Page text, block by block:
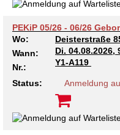
Familienzentrum
Kindertagesstätte
Krippe
“Mäuseburg” /
PEKiP 05/26 - 06/26
Wo:
Deisterstraße
Wann:
Di. 04.08.2026,
Nr.:
Y1-A119
Status: Anmeldung